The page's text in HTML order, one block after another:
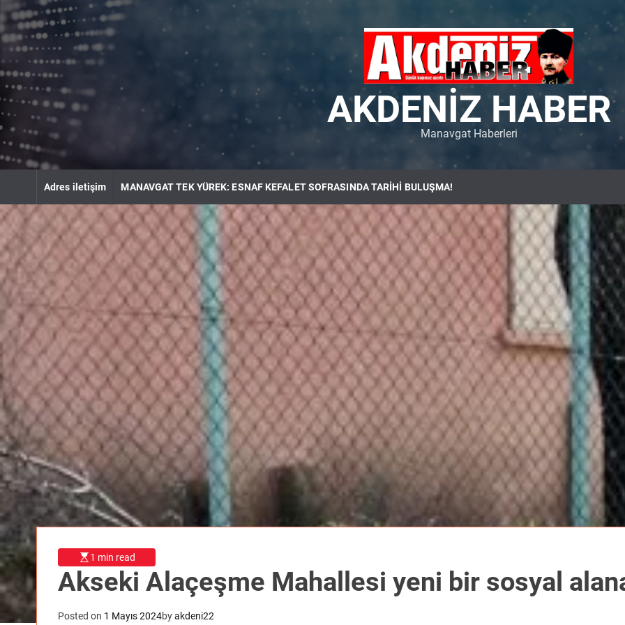
k
t
c
o
n
e
AKDENIZ HABER
Manavgat Haberleri
Adres iletişim MANAVGAT TEK YÜREK: ESNAF KEFALET SOFRASINDA TARİHİ BULUŞMA!
1 min read
Akseki Alaçeşme Mahallesi yeni bir sosyal
Posted on 1 Mayıs 2024byakdeni22